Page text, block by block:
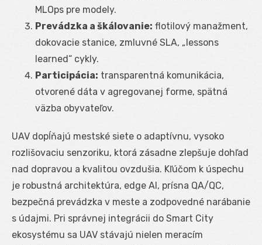
MLOps pre modely.
Prevádzka a škálovanie: flotilový manažment,
dokovacie stanice, zmluvné SLA, „lessons
learned“ cykly.
Participácia: transparentná komunikácia,
otvorené dáta v agregovanej forme, spätná
väzba obyvateľov.
UAV dopĺňajú mestské siete o adaptívnu, vysoko
rozlišovaciu senzoriku, ktorá zásadne zlepšuje dohľad
nad dopravou a kvalitou ovzdušia. Kľúčom k úspechu
je robustná architektúra, edge AI, prísna QA/QC,
bezpečná prevádzka v meste a zodpovedné narábanie
s údajmi. Pri správnej integrácii do Smart City
ekosystému sa UAV stávajú nielen meracím